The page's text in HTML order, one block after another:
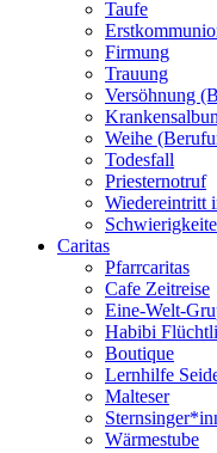
Taufe
Firmung
Trauung
Versöhnung
Weihe
Todesfall
Priesternotruf
Wiedereintritt
Caritas
Pfarrcaritas
Cafe Zeitreise
Eine-Welt-
Habibi
Boutique
Lernhilfe
Malteser
Wärmestube